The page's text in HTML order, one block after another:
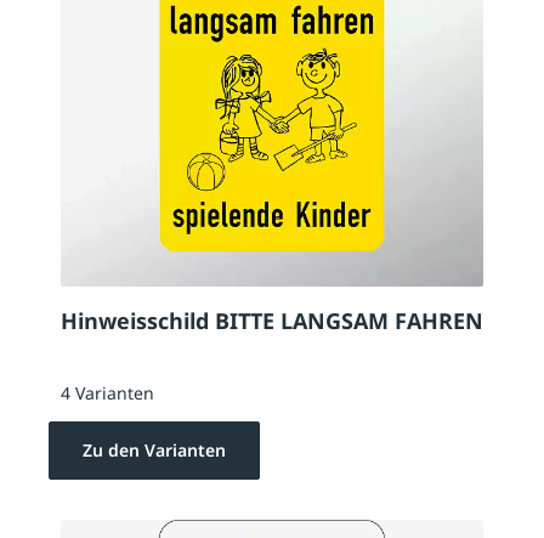
Hinweisschild BITTE LANGSAM FAHREN
4 Varianten
Zu den Varianten